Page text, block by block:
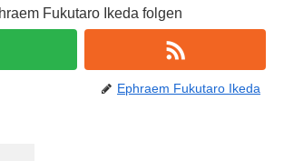
Fukutaro Ikeda folgen
Ephraem Fukutaro Ikeda